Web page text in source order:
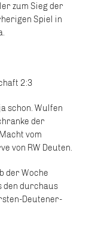
zum Sieg der
Spiel in
2:3
schon. Wulfen
der
vom
von RW Deuten.
der Woche
den durchaus
Deutener-